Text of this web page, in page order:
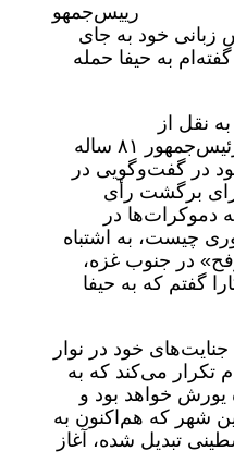
رییس‌جمهو
زبانی خود به جای
به حیفا حمله
نقل از
نیویورک‌پست، جو بایدن، رئیس‌جمهور ۸۱ ساله
در گفت‌وگویی در
برگشت رأی
دموکرات‌ها در
چیست، به اشتباه
در جنوب غزه،
گفتم که به حیفا
خود در نوار
تکرار می‌کند که به
خواهد بود و
شهر که هم‌اکنون به
تبدیل شده، آغاز